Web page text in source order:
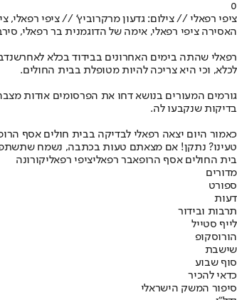
0
ציפי רפאלי // צילום: גדעון מרקרוביץ' // ציפי רפאלי,
האסירה ציפי רפאלי, אימה של הדוגמנית בר רפאלי,
רפאלי שהתה בימים האחרונים בבידוד בכלא לאחר
לכלא, וכי היא צריכה להיות מטופלת בבית החולים.
גורמים המעורים בנושא דחו את הפרסומים אודות
בדיקות שנקבעו לה.
כאמור היום יצאה רפאלי לבדיקה בבית חולים אסף
טעינו? נתקן! אם מצאתם טעות בכתבה, נשמח
בית החולים אסף הרופאבר רפאליציפי רפאליקורונה
מדורים
ספורט
דעות
תרבות ובידור
לייף סטייל
הורוסקופ
שישבת
סוף שבוע
כדאי להכיר
סיפור המשק הישראלי